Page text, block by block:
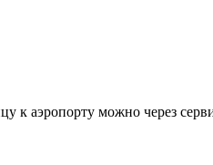
к аэропорту можно через